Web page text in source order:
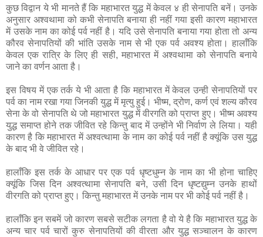
कुछ विद्वान ये भी मानते हैं कि महाभारत युद्ध में केवल ४ ही सेनापति बनें। उनके
अनुसार अश्वथामा को कभी सेनापति बनाया ही नहीं गया इसी कारण महाभारत
में उसके नाम का कोई पर्व नहीं है। यदि उसे सेनापति बनाया गया होता तो अन्य
कौरव सेनापतियों की भांति उसके नाम से भी एक पर्व अवश्य होता। हालाँकि
केवल एक रात्रि के लिए ही सही, महाभारत में अश्वथामा को सेनापति बनाये
जाने का वर्णन आता है।
इस विषय में एक तर्क ये भी आता है कि महाभारत में केवल उन्ही सेनापतियों पर
पर्व का नाम रखा गया जिनकी युद्ध में मृत्यु हुई। भीष्म, द्रोण, कर्ण एवं शल्य कौरव
सेना के वो सेनापति थे जो महाभारत युद्ध में वीरगति को प्राप्त हुए। भीष्म अवश्य
युद्ध समाप्त होने तक जीवित रहे किन्तु बाद में उन्होंने भी निर्वाण ले लिया। यही
कारण है कि महाभारत में अश्वत्थामा के नाम का कोई पर्व नहीं है क्यूंकि उस युद्ध
के बाद भी वे जीवित रहे।
हालाँकि इस तर्क के आधार पर एक पर्व धृष्टधुम्न के नाम का भी होना चाहिए
क्यूंकि जिस दिन अश्वत्थामा सेनापति बने, उसी दिन धृष्टद्युम्न उनके हाथों
वीरगति को प्राप्त हुए। किन्तु महाभारत में उनके नाम पर भी कोई पर्व नहीं है।
हालाँकि इन सबमें जो कारण सबसे सटीक लगता है वो ये है कि महाभारत युद्ध के
अन्य चार पर्व चारों कुरु सेनापतियों की वीरता और युद्ध सञ्चालन के कारण